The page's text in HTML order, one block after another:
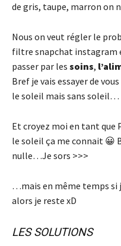
de gris, taupe, marron on
Nous on veut régler le
filtre snapchat instagram
passer par les soins,
Bref je vais essayer de
le soleil mais sans soleil…
Et croyez moi en tant que
le soleil ça me connait 😀
nulle…Je sors >>>
…mais en même temps si
alors je reste xD
LES SOLUTIONS